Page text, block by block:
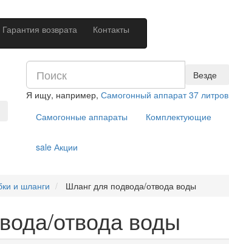
Гарантия возврата Контакты
Везде
Я ищу, например, Самогонный аппарат 37 литров
Самогонные аппараты
Комплектующие
saleАкции
и шланги Шланг для подвода/отвода воды
отвода воды